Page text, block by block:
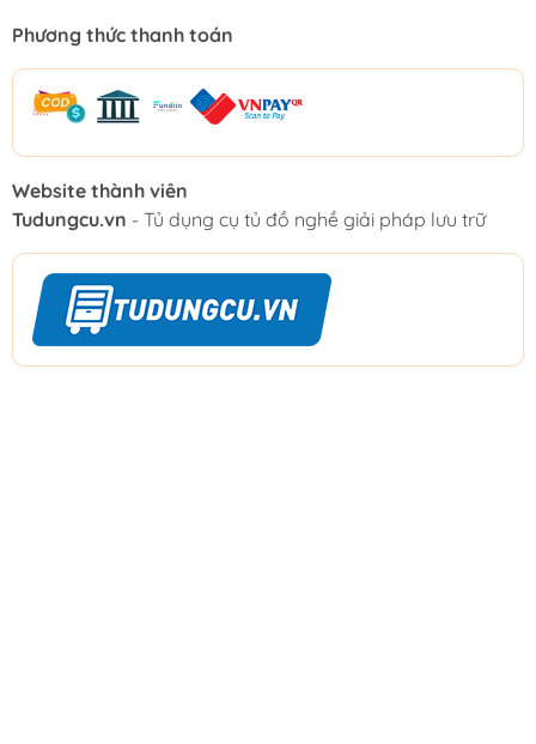
Phương thức thanh toán
Website thành viên
Tudungcu.vn - Tủ dụng cụ tủ đồ nghề giải pháp lưu trữ